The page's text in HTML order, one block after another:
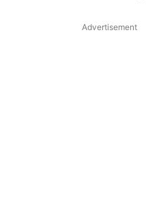
Advertisement